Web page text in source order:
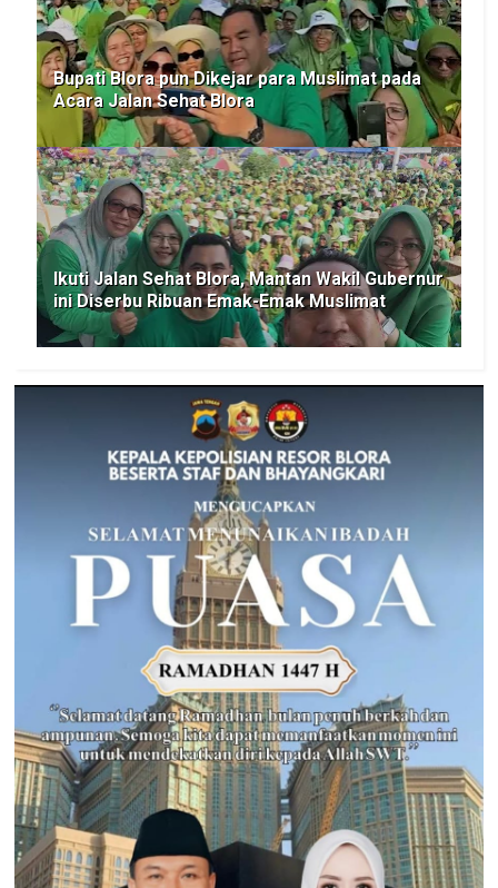
Bupati Blora pun Dikejar para Muslimat pada
Acara Jalan Sehat Blora
Ikuti Jalan Sehat Blora, Mantan Wakil Gubernur
ini Diserbu Ribuan Emak-Emak Muslimat